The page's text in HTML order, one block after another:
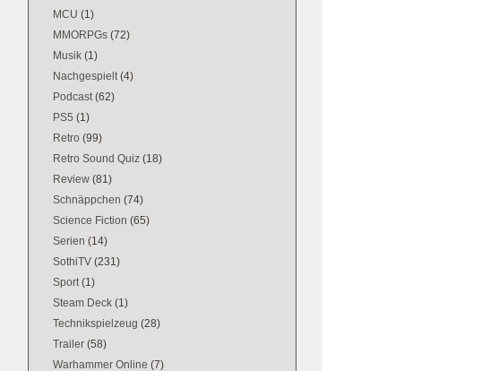
MCU (1)
MMORPGs (72)
Musik (1)
Nachgespielt (4)
Podcast (62)
PS5 (1)
Retro (99)
Retro Sound Quiz (18)
Review (81)
Schnäppchen (74)
Science Fiction (65)
Serien (14)
SothiTV (231)
Sport (1)
Steam Deck (1)
Technikspielzeug (28)
Trailer (58)
Warhammer Online (7)